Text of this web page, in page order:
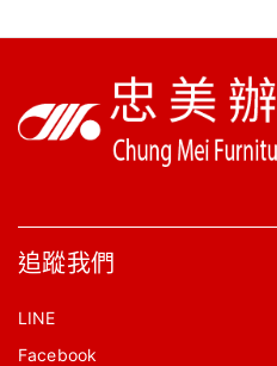
追蹤我們
LINE
Facebook